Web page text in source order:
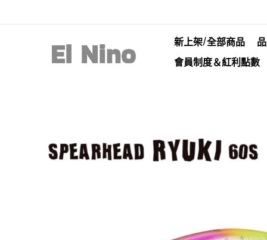
新上架/全部商品
會員制度＆紅利點數